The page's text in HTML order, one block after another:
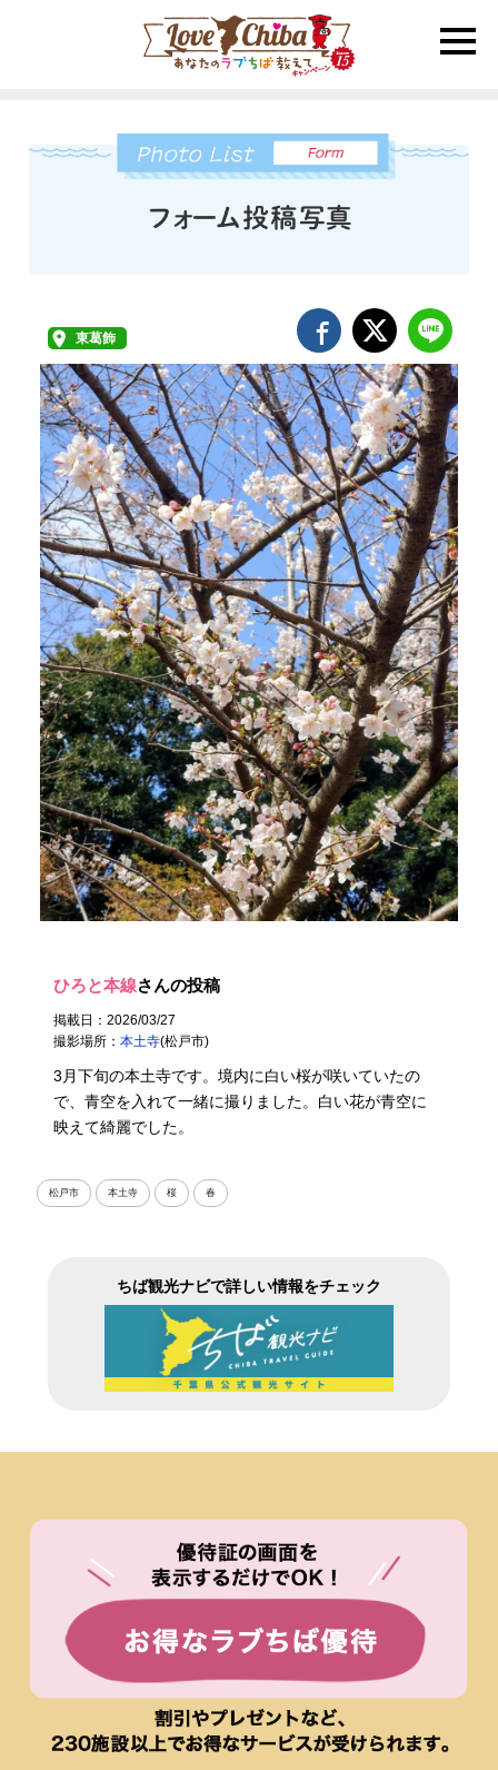
toggle
東葛飾
ひろと本線さんの投稿
掲載日：2026/03/27
撮影場所：本土寺(松戸市)
3月下旬の本土寺です。境内に白い桜が咲いていたの
で、青空を入れて一緒に撮りました。白い花が青空に
映えて綺麗でした。
松戸市 本土寺 桜 春
ちば観光ナビで詳しい情報をチェック